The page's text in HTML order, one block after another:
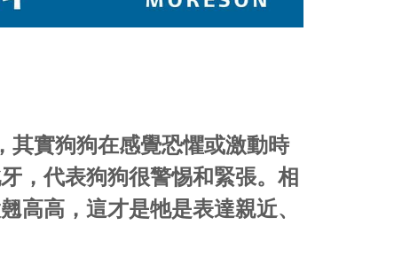
其實狗狗在感覺恐懼或激動時
，代表狗狗很警惕和緊張。相
高高，這才是牠是表達親近、